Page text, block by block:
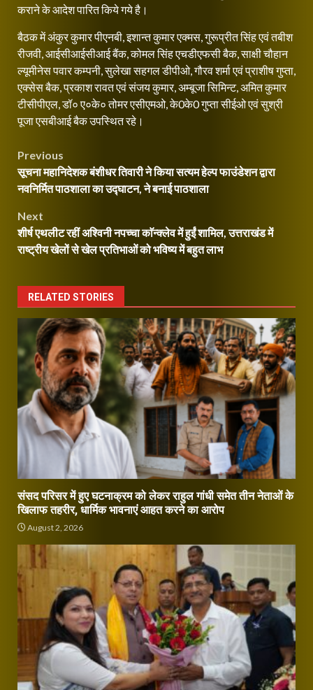
कराने के आदेश पारित किये गये है।
बैठक में अंकुर कुमार पीएनबी, इशान्त कुमार एक्मस, गुरूप्रीत सिंह एवं तबीश
रीजवी, आईसीआईसीआई बैंक, कोमल सिंह एचडीएफसी बैक, साक्षी चौहान
ल्यूमीनेस पवार कम्पनी, सुलेखा सहगल डीपीओ, गौरव शर्मा एवं प्राशीष गुप्ता,
एक्सेस बैक, प्रकाश रावत एवं संजय कुमार, अम्बूजा सिमिन्ट, अमित कुमार
टीसीपीएल, डॉ० ए०के० तोमर एसीएमओ, के0के0 गुप्ता सीईओ एवं सुश्री
पूजा एसबीआई बैक उपस्थित रहे।
Post
navigation
Previous
सूचना महानिदेशक बंशीधर तिवारी ने किया सत्यम हेल्प फाउंडेशन द्वारा
नवनिर्मित पाठशाला का उद्घाटन, ने बनाई पाठशाला
Next
शीर्ष एथलीट रहीं अश्विनी नपच्चा काॅन्क्लेव में हुईं शामिल, उत्तराखंड में
राष्ट्रीय खेलों से खेल प्रतिभाओं को भविष्य में बहुत लाभ
RELATED STORIES
संसद परिसर में हुए घटनाक्रम को लेकर राहुल गांधी समेत तीन नेताओं के
खिलाफ तहरीर, धार्मिक भावनाएं आहत करने का आरोप
August 2, 2026